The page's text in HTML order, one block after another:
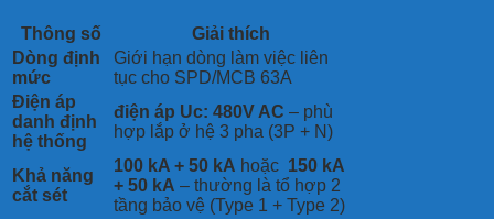
Thông số
Giải thích
Dòng định
mức
Giới hạn dòng làm việc liên
tục cho SPD/MCB 63A
Điện áp
danh định
hệ thống
điện áp Uc: 480V AC – phù
hợp lắp ở hệ 3 pha (3P + N)
Khả năng
cắt sét
100 kA + 50 kA hoặc 150 kA
+ 50 kA – thường là tổ hợp 2
tầng bảo vệ (Type 1 + Type 2)